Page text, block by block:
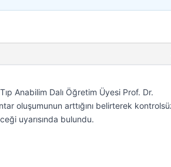
Anabilim Dalı Öğretim Üyesi Prof. Dr.
oluşumunun arttığını belirterek
uyarısında bulundu.